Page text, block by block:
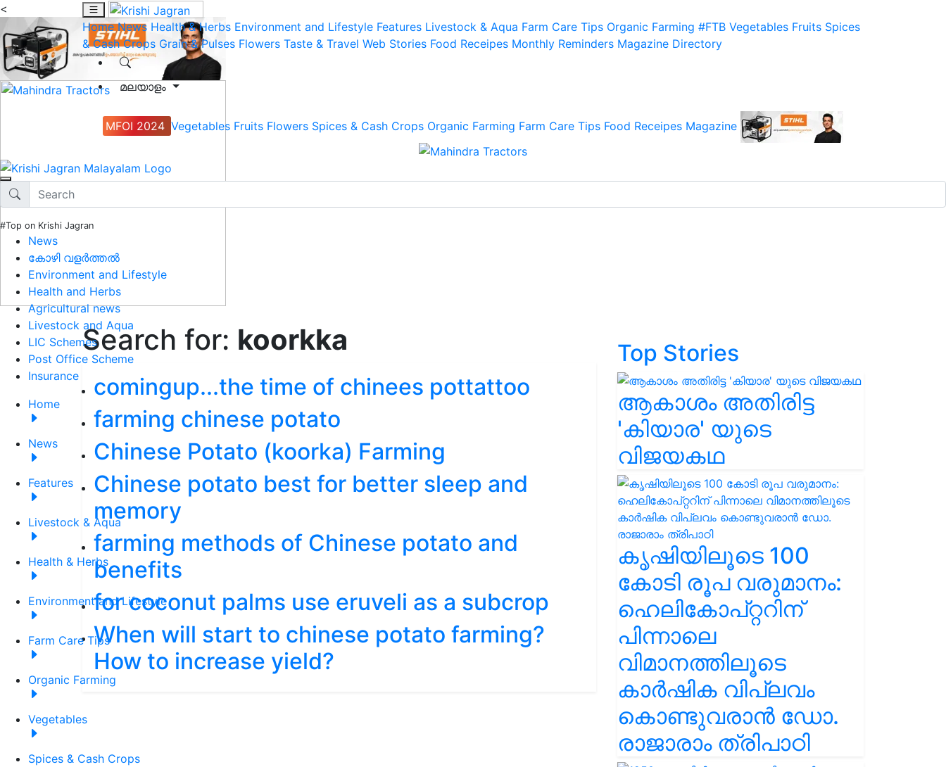
<
Home News Health & Herbs Environment and Lifestyle Features Livestock & Aqua Farm Care Tips Organic Farming #FTB Vegetables Fruits Spices
& Cash Crops Grain & Pulses Flowers Taste & Travel Web Stories Food Receipes Monthly Reminders Magazine Directory
മലയാളം
MFOI 2024 Vegetables Fruits Flowers Spices & Cash Crops Organic Farming Farm Care Tips Food Receipes Magazine
#Top on Krishi Jagran
News
കോഴി വളർത്തൽ
Environment and Lifestyle
Health and Herbs
Agricultural news
Livestock and Aqua
LIC Schemes
Post Office Scheme
Insurance
Home
News
Features
Livestock & Aqua
Health & Herbs
Environment and Lifestyle
Farm Care Tips
Organic Farming
Vegetables
Spices & Cash Crops
Search for: koorkka
comingup...the time of chinees pottattoo
farming chinese potato
Chinese Potato (koorka) Farming
Chinese potato best for better sleep and
memory
farming methods of Chinese potato and
benefits
for coconut palms use eruveli as a subcrop
When will start to chinese potato farming?
How to increase yield?
Top Stories
ആകാശം അതിരിട്ട
'കിയാര' യുടെ
വിജയകഥ
കൃഷിയിലൂടെ 100
കോടി രൂപ വരുമാനം:
ഹെലികോപ്റ്ററിന്
പിന്നാലെ
വിമാനത്തിലൂടെ
കാർഷിക വിപ്ലവം
കൊണ്ടുവരാൻ ഡോ.
രാജാരാം ത്രിപാഠി